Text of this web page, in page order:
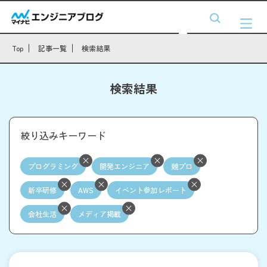
Top 記事一覧 検索結果
検索結果
絞り込みキーワード
プログラミング 開発エンジニア 競プロ
新卒研修 AWS イベント参加レポート
会社生活 メディア掲載